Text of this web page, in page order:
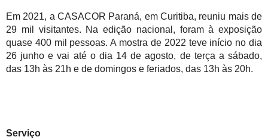
Em 2021, a CASACOR Paraná, em Curitiba, reuniu mais de
29 mil visitantes. Na edição nacional, foram à exposição
quase 400 mil pessoas. A mostra de 2022 teve início no dia
26 junho e vai até o dia 14 de agosto, de terça a sábado,
das 13h às 21h e de domingos e feriados, das 13h às 20h.
Serviço